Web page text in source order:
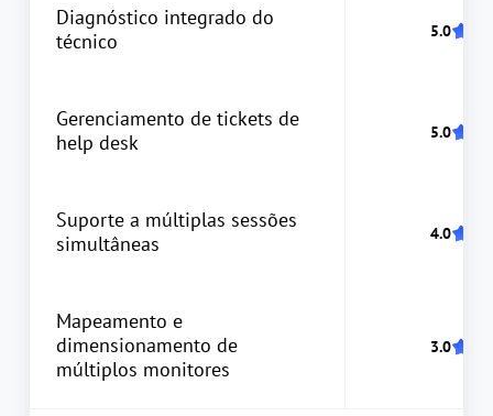
Diagnóstico integrado do
técnico
Gerenciamento de tickets de
help desk
Suporte a múltiplas sessões
simultâneas
Mapeamento e
dimensionamento de
múltiplos monitores